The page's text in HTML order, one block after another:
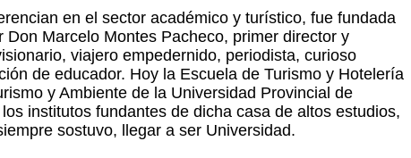
en el sector académico y turístico, fue fundada
Don Marcelo Montes Pacheco, primer director y
viajero empedernido, periodista, curioso
de educador. Hoy la Escuela de Turismo y Hotelería
y Ambiente de la Universidad Provincial de
institutos fundantes de dicha casa de altos estudios,
sostuvo, llegar a ser Universidad.